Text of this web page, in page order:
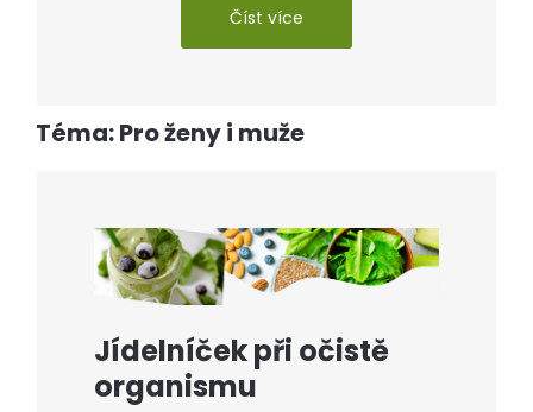
Číst více
Téma: Pro ženy i muže
Jídelníček při očistě
organismu